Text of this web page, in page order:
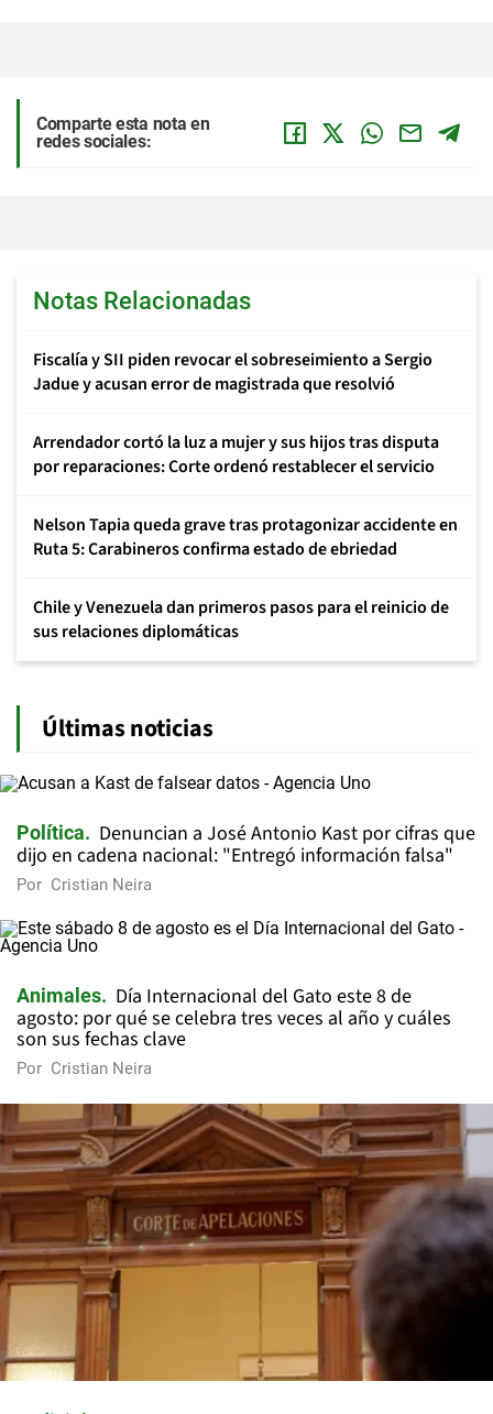
Comparte esta nota en
redes sociales:
Notas Relacionadas
Fiscalía y SII piden revocar el sobreseimiento a Sergio
Jadue y acusan error de magistrada que resolvió
Arrendador cortó la luz a mujer y sus hijos tras disputa
por reparaciones: Corte ordenó restablecer el servicio
Nelson Tapia queda grave tras protagonizar accidente en
Ruta 5: Carabineros confirma estado de ebriedad
Chile y Venezuela dan primeros pasos para el reinicio de
sus relaciones diplomáticas
Últimas noticias
Política
Denuncian a José Antonio Kast por cifras que
dijo en cadena nacional: "Entregó información falsa"
Por Cristian Neira
Animales
Día Internacional del Gato este 8 de
agosto: por qué se celebra tres veces al año y cuáles
son sus fechas clave
Por Cristian Neira